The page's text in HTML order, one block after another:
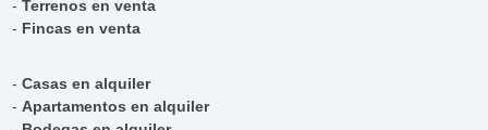
-Terrenos en venta
- Fincas en venta
-Casas en alquiler
-Apartamentos en alquiler